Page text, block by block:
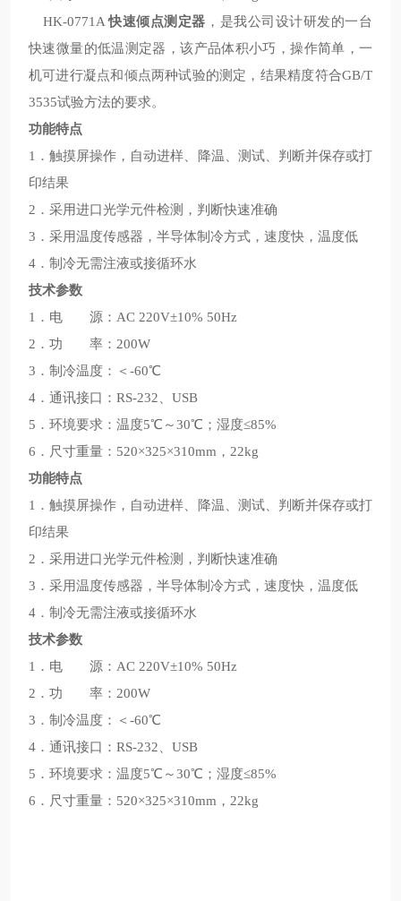
HK-0771A快速倾点测定器 ，是我公司设计研发的一台
快速微量的低温测定器，该产品体积小巧，操作简单，一
机可进行凝点和倾点两种试验的测定，结果精度符合GB/T
3535试验方法的要求。
功能特点
1．触摸屏操作，自动进样、降温、测试、判断并保存或打
印结果
2．采用进口光学元件检测，判断快速准确
3．采用温度传感器，半导体制冷方式，速度快，温度低
4．制冷无需注液或接循环水
技术参数
1．电 源：AC 220V±10% 50Hz
2．功 率：200W
3．制冷温度：＜-60℃
4．通讯接口：RS-232、USB
5．环境要求：温度5℃～30℃；湿度≤85%
6．尺寸重量：520×325×310mm，22kg
功能特点
1．触摸屏操作，自动进样、降温、测试、判断并保存或打
印结果
2．采用进口光学元件检测，判断快速准确
3．采用温度传感器，半导体制冷方式，速度快，温度低
4．制冷无需注液或接循环水
技术参数
1．电 源：AC 220V±10% 50Hz
2．功 率：200W
3．制冷温度：＜-60℃
4．通讯接口：RS-232、USB
5．环境要求：温度5℃～30℃；湿度≤85%
6．尺寸重量：520×325×310mm，22kg